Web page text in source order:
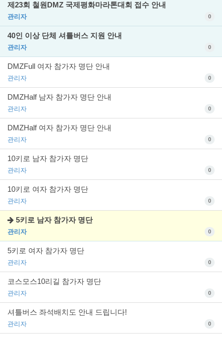
제23회 철원DMZ 국제평화마라톤대회 접수 안내
관리자 0
40인 이상 단체 셔틀버스 지원 안내
관리자 0
DMZFull 여자 참가자 명단 안내
관리자 0
DMZHalf 남자 참가자 명단 안내
관리자 0
DMZHalf 여자 참가자 명단 안내
관리자 0
10키로 남자 참가자 명단
관리자 0
10키로 여자 참가자 명단
관리자 0
5키로 남자 참가자 명단
관리자 0
5키로 여자 참가자 명단
관리자 0
코스모스10리길 참가자 명단
관리자 0
셔틀버스 좌석배치도 안내 드립니다!
관리자 0